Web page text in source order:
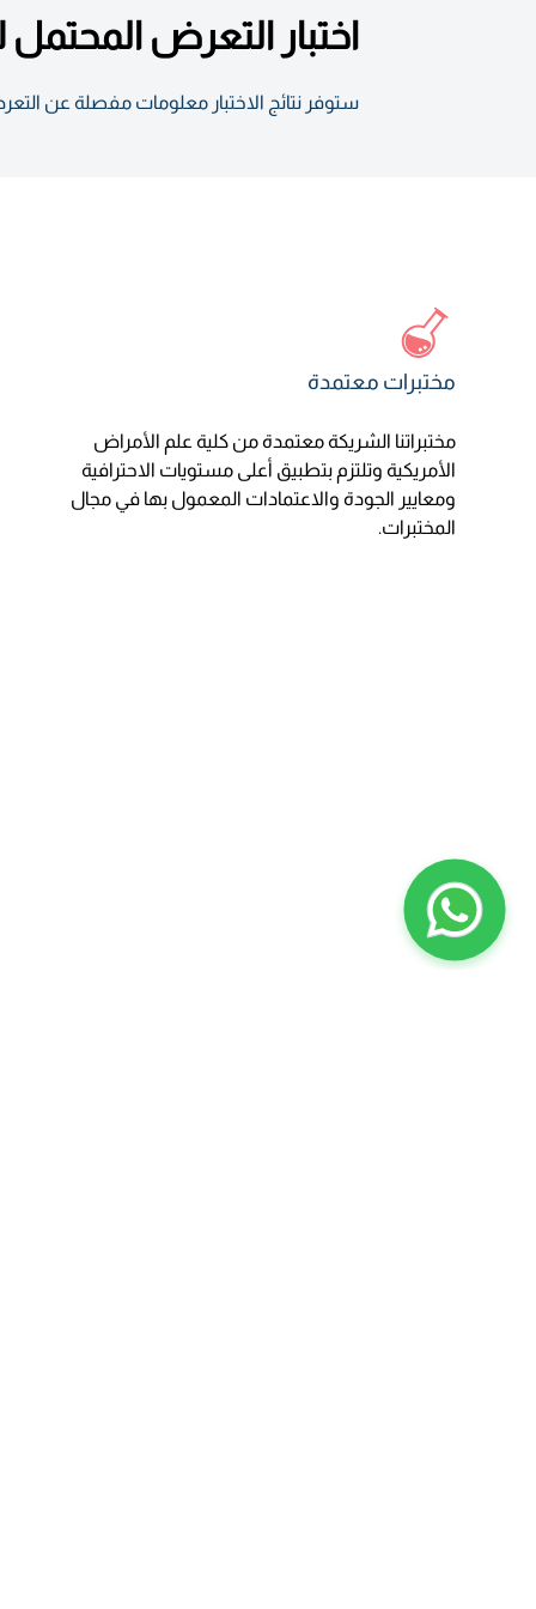
اختبار التعرض المحتمل لأكثر من 20 معدنًا سامًا
ستوفر نتائج الاختبار معلومات مفصلة عن
مختبرات معتمدة
مختبراتنا الشريكة معتمدة من كلية علم الأمراض
الأمريكية وتلتزم بتطبيق أعلى مستويات الاحترافية
ومعايير الجودة والاعتمادات المعمول بها في مجال
المختبرات.